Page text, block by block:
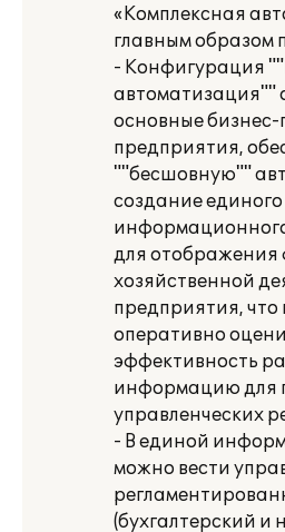
«Комплексная
главным образом
- Конфигурация
автоматизация""
основные
предприятия,
""бесшовную""
создание единого
для
хозяйственной
предприятия, что
оперативно
эффективность
информацию для
управленческих
- В единой
можно вести
(бухгалтерский и